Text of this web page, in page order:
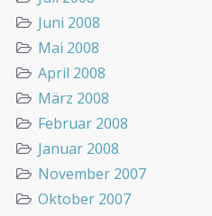
Juni 2008
Mai 2008
April 2008
März 2008
Februar 2008
Januar 2008
November 2007
Oktober 2007